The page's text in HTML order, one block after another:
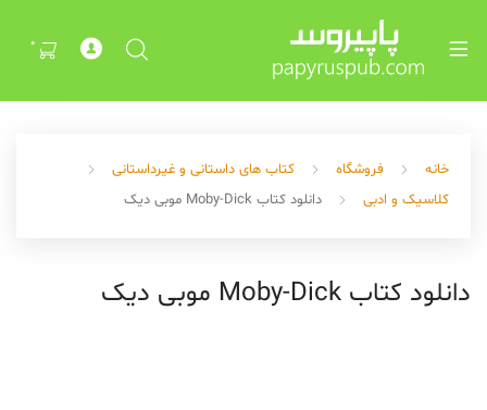
0
خانه فروشگاه
کتاب های داستانی و غیرداستانی
کلاسیک و ادبی
دانلود کتاب Moby-Dick موبی دیک
دانلود کتاب Moby-Dick موبی دیک